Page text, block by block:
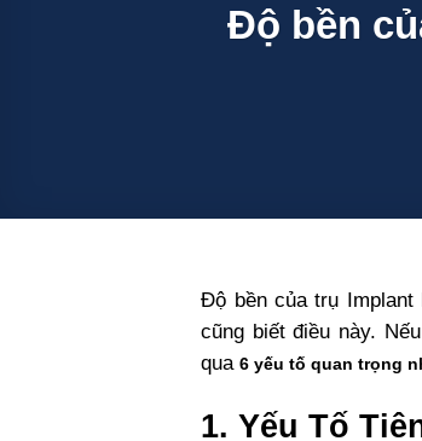
Độ bền
Độ bền của trụ Implant
cũng biết điều này.
qua6 yếu tố quan trọng
1. Yếu Tố